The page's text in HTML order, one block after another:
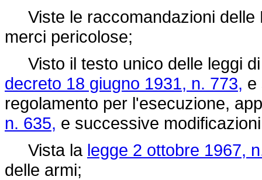
Viste le raccomandazioni delle
merci pericolose;
Visto il testo unico delle leggi
decreto 18 giugno 1931, n. 773, e
regolamento per l'esecuzione,
n. 635, e successive
Vista la legge 2 ottobre 1967,
delle armi;